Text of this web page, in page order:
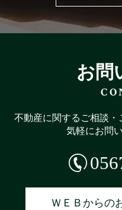
お問
不動産に関するご相談
気軽にお問
ＷＥＢからの